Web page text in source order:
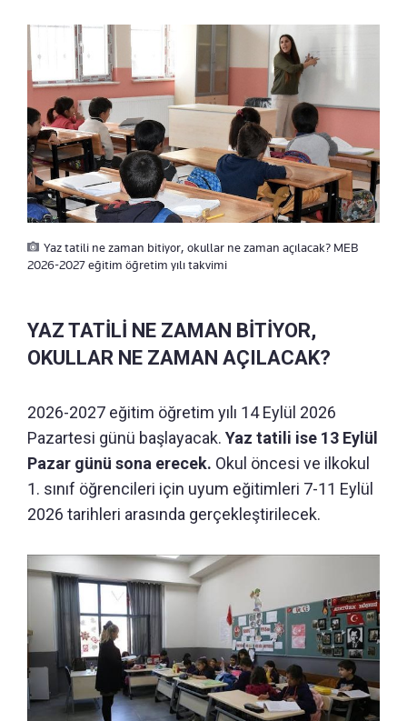
Yaz tatili ne zaman bitiyor, okullar ne zaman açılacak? MEB
2026-2027 eğitim öğretim yılı takvimi
YAZ TATİLİ NE ZAMAN BİTİYOR,
OKULLAR NE ZAMAN AÇILACAK?
2026-2027 eğitim öğretim yılı 14 Eylül 2026
Pazartesi günü başlayacak. Yaz tatili ise 13 Eylül
Pazar günü sona erecek. Okul öncesi ve ilkokul
1. sınıf öğrencileri için uyum eğitimleri 7-11 Eylül
2026 tarihleri arasında gerçekleştirilecek.